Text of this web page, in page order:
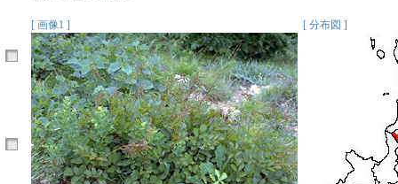
[ 画像1 ] [ 分布図 ]